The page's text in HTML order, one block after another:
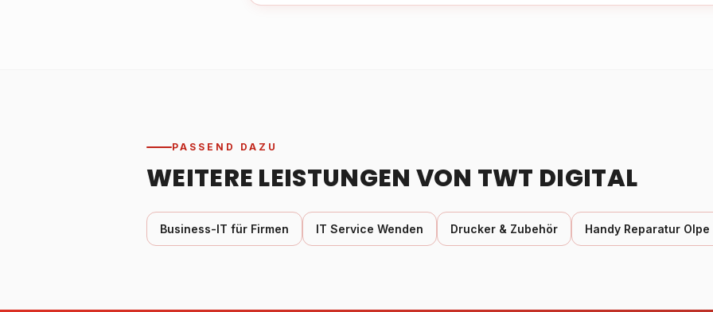
PASSEND DAZU
WEITERE LEISTUNGEN VON TWT DIGITAL
Business-IT für Firmen IT Service Wenden Drucker & Zubehör Handy Reparatur Olpe